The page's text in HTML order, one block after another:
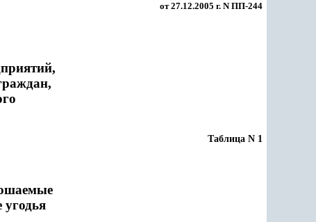
от 27.12.2005 г. N ПП-244
Таблица N 1
угодья